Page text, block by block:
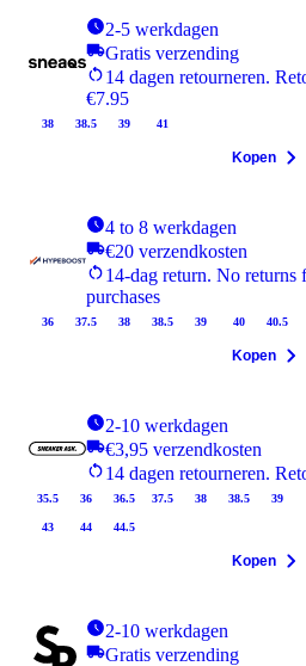
2-5 werkdagen
Gratis verzending
14 dagen retourneren.
€7.95
38 38.5 39 41
Kopen
4 to 8 werkdagen
€20 verzendkosten
14-dag return. No returns
purchases
36 37.5 38 38.5 39 40 40.5
Kopen
2-10 werkdagen
€3,95 verzendkosten
14 dagen retourneren.
35.5 36 36.5 37.5 38 38.5 39
43 44 44.5
Kopen
2-10 werkdagen
Gratis verzending